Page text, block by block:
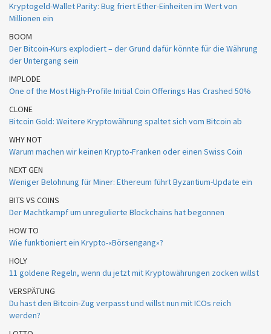
Kryptogeld-Wallet Parity: Bug friert Ether-Einheiten im Wert von
Millionen ein
BOOM
Der Bitcoin-Kurs explodiert – der Grund dafür könnte für die Währung
der Untergang sein
IMPLODE
One of the Most High-Profile Initial Coin Offerings Has Crashed 50%
CLONE
Bitcoin Gold: Weitere Kryptowährung spaltet sich vom Bitcoin ab
WHY NOT
Warum machen wir keinen Krypto-Franken oder einen Swiss Coin
NEXT GEN
Weniger Belohnung für Miner: Ethereum führt Byzantium-Update ein
BITS VS COINS
Der Machtkampf um unregulierte Blockchains hat begonnen
HOW TO
Wie funktioniert ein Krypto-«Börsengang»?
HOLY
11 goldene Regeln, wenn du jetzt mit Kryptowährungen zocken willst
VERSPÄTUNG
Du hast den Bitcoin-Zug verpasst und willst nun mit ICOs reich
werden?